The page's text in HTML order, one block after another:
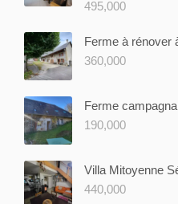
495,000
Ferme à rénover
360,000
Ferme
190,000
Villa Mitoyenne
440,000